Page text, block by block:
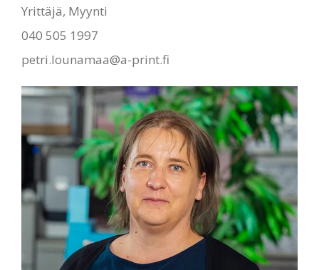
Yrittäjä, Myynti
040 505 1997
petri.lounamaa@a-print.fi